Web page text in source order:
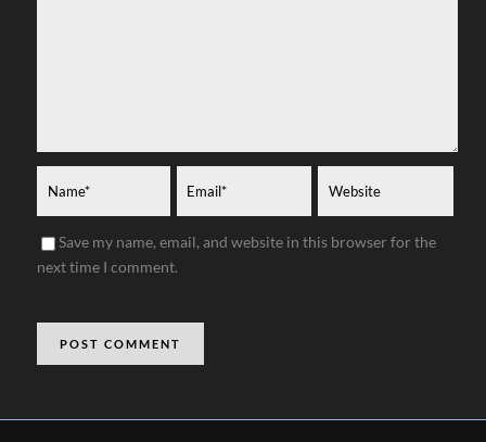
Save my name, email, and website in this browser for the
next time I comment.